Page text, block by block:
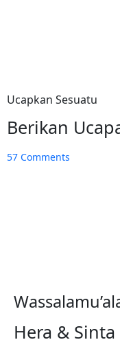
Ucapkan Sesuatu
Berikan
57 Comments
Hera & Sinta